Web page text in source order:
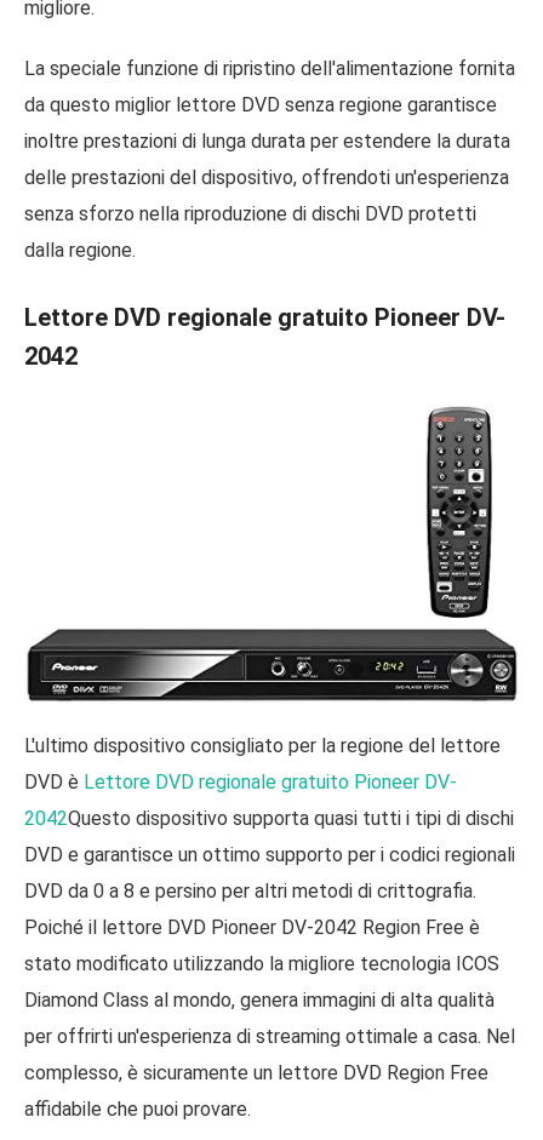
migliore.
La speciale funzione di ripristino dell'alimentazione fornita
da questo miglior lettore DVD senza regione garantisce
inoltre prestazioni di lunga durata per estendere la durata
delle prestazioni del dispositivo, offrendoti un'esperienza
senza sforzo nella riproduzione di dischi DVD protetti
dalla regione.
Lettore DVD regionale gratuito Pioneer DV-
2042
L'ultimo dispositivo consigliato per la regione del lettore
DVD è Lettore DVD regionale gratuito Pioneer DV-
2042Questo dispositivo supporta quasi tutti i tipi di dischi
DVD e garantisce un ottimo supporto per i codici regionali
DVD da 0 a 8 e persino per altri metodi di crittografia.
Poiché il lettore DVD Pioneer DV-2042 Region Free è
stato modificato utilizzando la migliore tecnologia ICOS
Diamond Class al mondo, genera immagini di alta qualità
per offrirti un'esperienza di streaming ottimale a casa. Nel
complesso, è sicuramente un lettore DVD Region Free
affidabile che puoi provare.